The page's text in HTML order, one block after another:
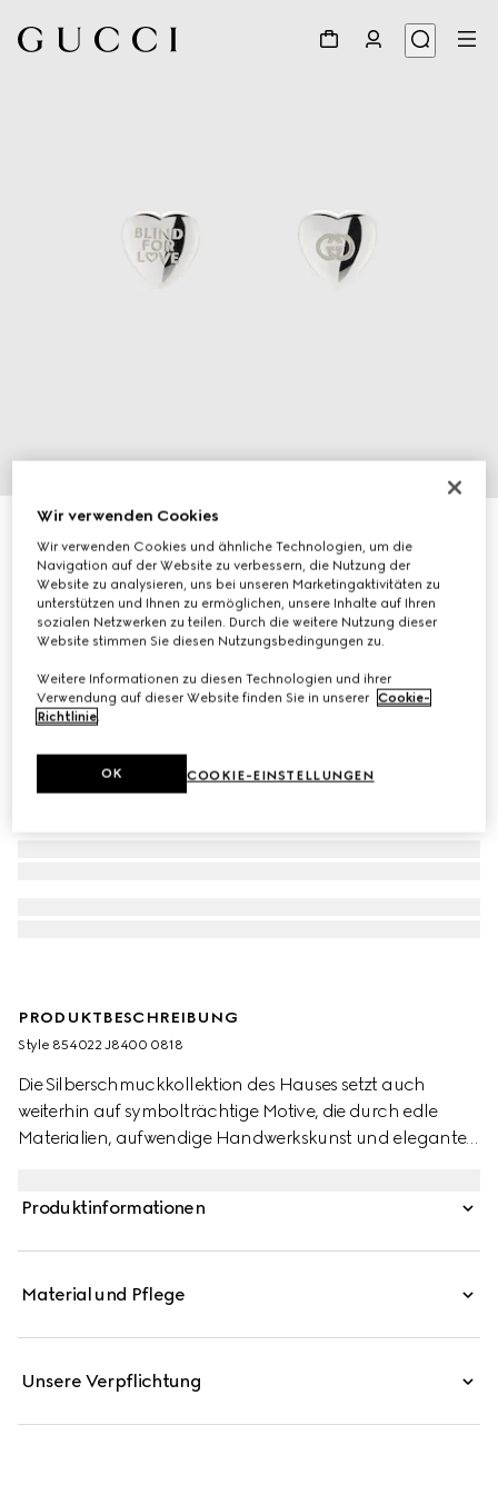
Blind For Love Ohrstecker
€ 300
PRODUKTBESCHREIBUNG
Style ‎854022 J8400 0818
Die Silberschmuckkollektion des Hauses setzt auch
weiterhin auf symbolträchtige Motive, die durch edle
Materialien, aufwendige Handwerkskunst und elegante
Produktinformationen
Material und Pflege
Unsere Verpflichtung
Wir verwenden Cookies
Wir verwenden Cookies und ähnliche Technologien, um die
Navigation auf der Website zu verbessern, die Nutzung der
Website zu analysieren, uns bei unseren Marketingaktivitäten zu
unterstützen und Ihnen zu ermöglichen, unsere Inhalte auf Ihren
sozialen Netzwerken zu teilen. Durch die weitere Nutzung dieser
Website stimmen Sie diesen Nutzungsbedingungen zu.
Weitere Informationen zu diesen Technologien und ihrer
Verwendung auf dieser Website finden Sie in unserer Cookie-
Richtlinie.
COOKIE-EINSTELLUNGEN
OK